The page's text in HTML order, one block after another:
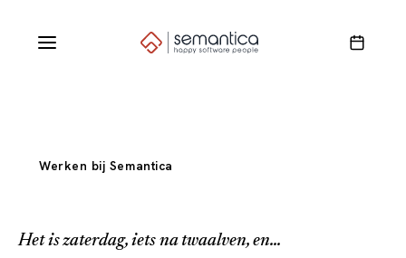
Werken bij Semantica
Het is zaterdag, iets na twaalven, en...